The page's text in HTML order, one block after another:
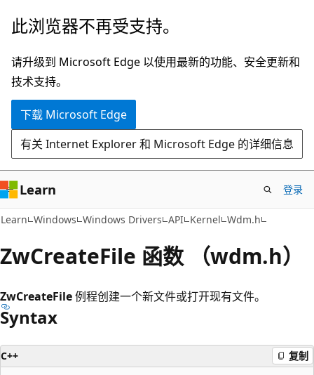
跳
主
要
内
此浏览器不再受支持。
请升级到 Microsoft Edge 以使用最新的功能、安全更新和
技术支持。
下载 Microsoft Edge
有关 Internet Explorer 和 Microsoft Edge 的详细信息
Learn 登录
Learn Windows Windows Drivers API Kernel Wdm.h
ZwCreateFile 函数 （wdm.h）
ZwCreateFile例程创建一个新文件或打开现有文件。
Syntax
C++ 复制